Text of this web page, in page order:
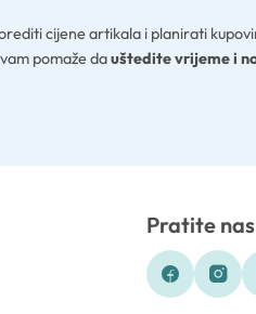
cijene artikala i planirati
pomaže dauštedite vrijeme i
Pratite